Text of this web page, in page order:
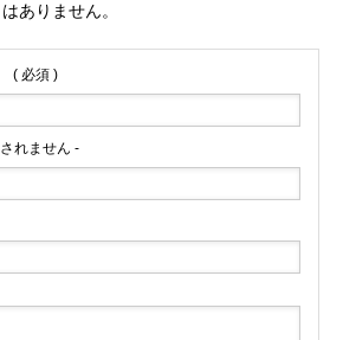
ありません。
( 必須 )
れません -